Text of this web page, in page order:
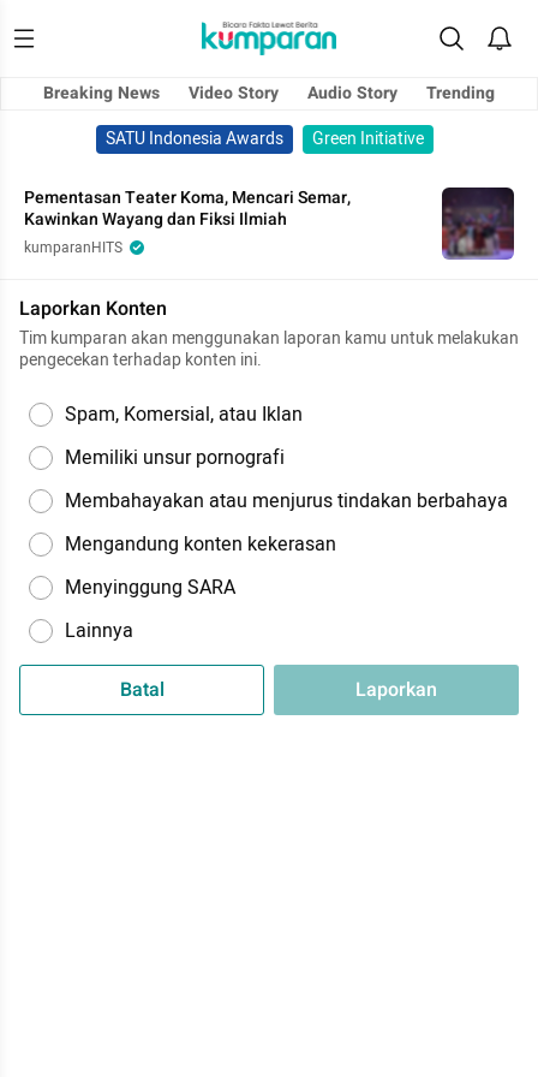
Breaking News Video Story Audio Story
Trending
SATU Indonesia Awards
Green Initiative
Pementasan Teater Koma, Mencari Semar,
Kawinkan Wayang dan Fiksi Ilmiah
kumparanHITS
Laporkan Konten
Tim kumparan akan menggunakan laporan kamu untuk melakukan
pengecekan terhadap konten ini.
Spam, Komersial, atau Iklan
Memiliki unsur pornografi
Membahayakan atau menjurus tindakan berbahaya
Mengandung konten kekerasan
Menyinggung SARA
Lainnya
Batal Laporkan